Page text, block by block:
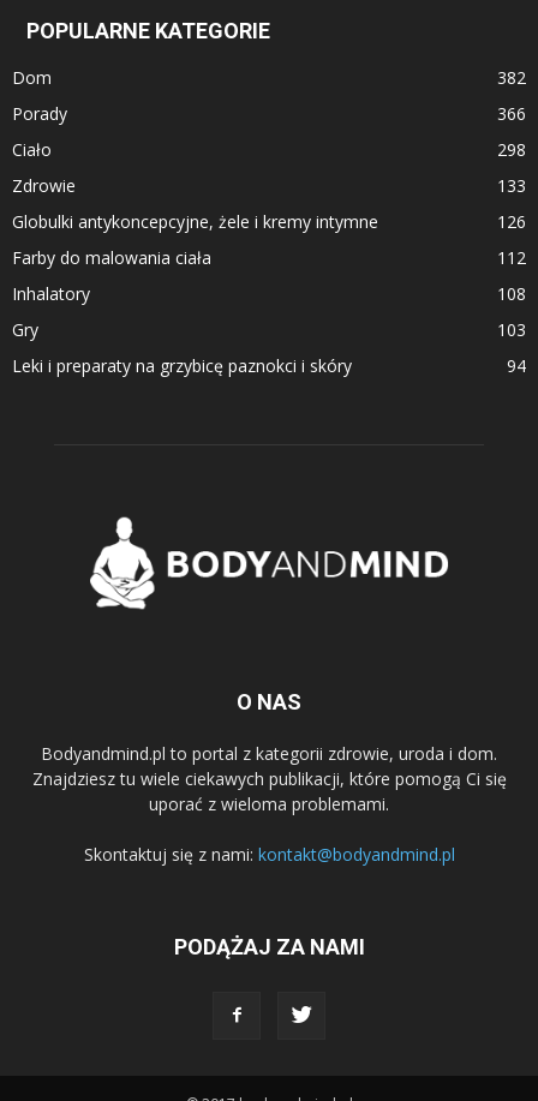
POPULARNE KATEGORIE
Dom
382
Porady
366
Ciało
298
Zdrowie
133
Globulki antykoncepcyjne, żele i kremy intymne
126
Farby do malowania ciała
112
Inhalatory
108
Gry
103
Leki i preparaty na grzybicę paznokci i skóry
94
O NAS
Bodyandmind.pl to portal z kategorii zdrowie, uroda i dom.
Znajdziesz tu wiele ciekawych publikacji, które pomogą Ci się
uporać z wieloma problemami.
Skontaktuj się z nami: kontakt@bodyandmind.pl
PODĄŻAJ ZA NAMI